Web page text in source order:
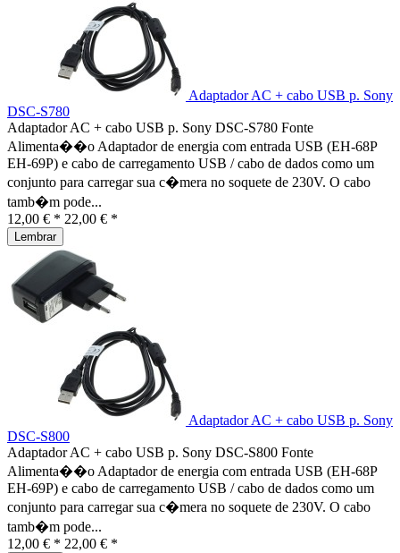
Adaptador AC + cabo USB p. Sony
DSC-S780
Adaptador AC + cabo USB p. Sony DSC-S780 Fonte
Alimenta��o Adaptador de energia com entrada USB (EH-68P
EH-69P) e cabo de carregamento USB / cabo de dados como um
conjunto para carregar sua c�mera no soquete de 230V. O cabo
tamb�m pode...
12,00 € * 22,00 € *
Lembrar
Adaptador AC + cabo USB p. Sony
DSC-S800
Adaptador AC + cabo USB p. Sony DSC-S800 Fonte
Alimenta��o Adaptador de energia com entrada USB (EH-68P
EH-69P) e cabo de carregamento USB / cabo de dados como um
conjunto para carregar sua c�mera no soquete de 230V. O cabo
tamb�m pode...
12,00 € * 22,00 € *